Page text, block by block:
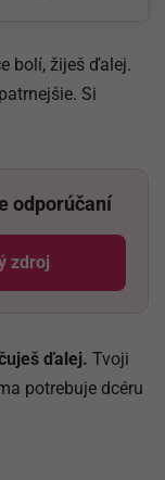
bolí, žiješ ďalej.
Si
odporúčaní
zdrojsa otvorí v
ďalej. Tvoji
potrebuje dcéru